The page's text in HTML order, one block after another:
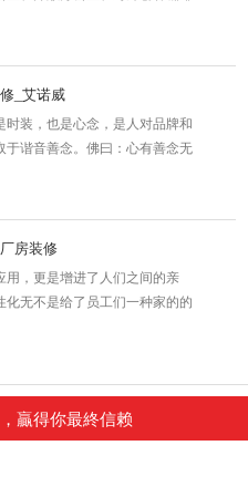
_艾诺威
时装，也是心念，是人对品牌和
于谐音善念。佛曰：心有善念无
房装修
用，更是增进了人们之间的亲
化无不是给了员工们一种家的的
_麗池米
作者创造大器格局的环境，玄关
贏得你最終信赖